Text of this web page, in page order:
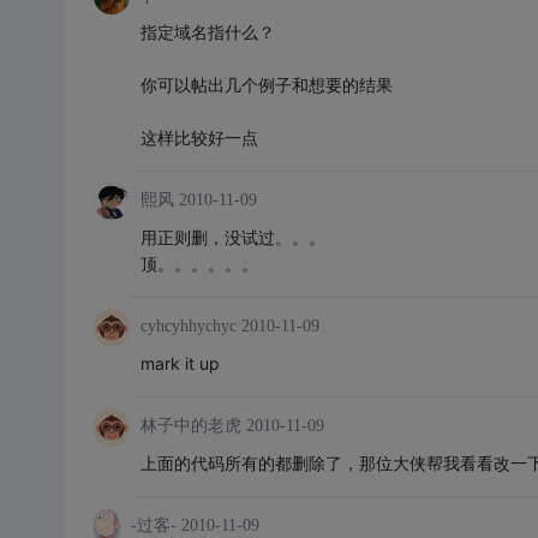
指定域名指什么？
你可以帖出几个例子和想要的结果
这样比较好一点
熙风 2010-11-09
用正则删，没试过。。。
顶。。。。。。
cyhcyhhychyc 2010-11-09
mark it up
林子中的老虎 2010-11-09
上面的代码所有的都删除了，那位大侠帮我看看改一
-过客- 2010-11-09